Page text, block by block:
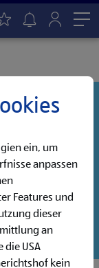
dich warten!
deinen
ein, um
anpassen
Features und
dieser
an
die USA
kein